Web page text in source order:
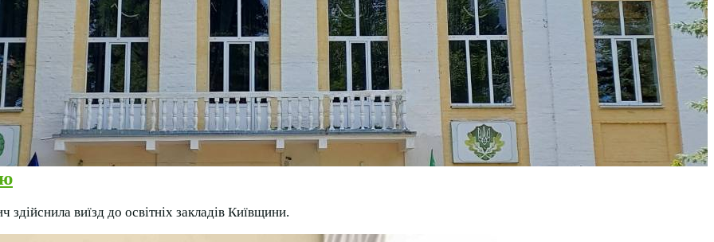
виїзд до освітніх закладів Київщини.